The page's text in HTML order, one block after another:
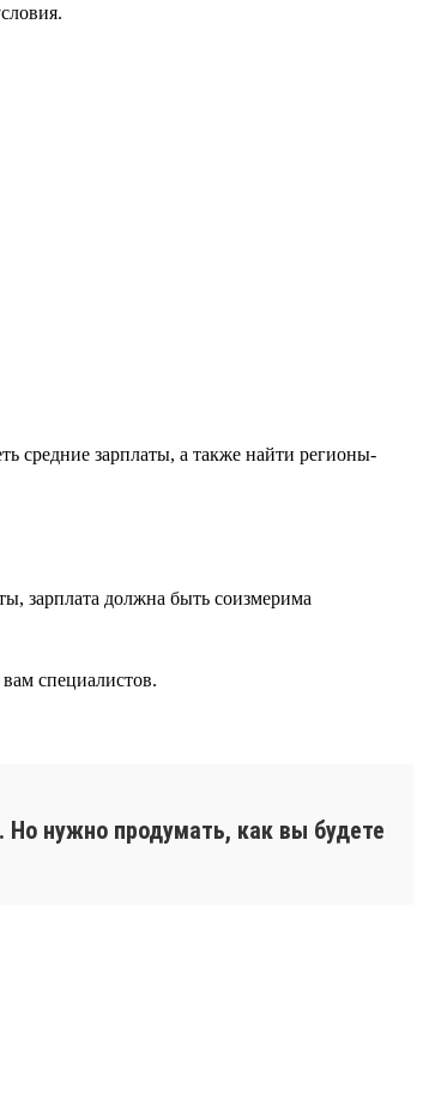
средние зарплаты, а также найти регионы-
зарплата должна быть соизмерима
специалистов.
Но нужно продумать, как вы будете